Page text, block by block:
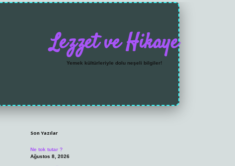
Lezzet ve Hikaye
Yemek kültürleriyle dolu neşeli bilgiler!
Sidebar
Son Yazılar
Ne tok tutar ?
Ağustos 8, 2026